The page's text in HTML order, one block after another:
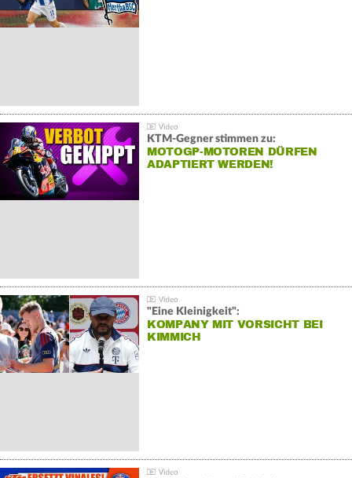
KTM-Gegner stimmen zu:
MOTOGP-MOTOREN DÜRFEN
ADAPTIERT WERDEN!
"Eine Kleinigkeit":
KOMPANY MIT VORSICHT BEI
KIMMICH